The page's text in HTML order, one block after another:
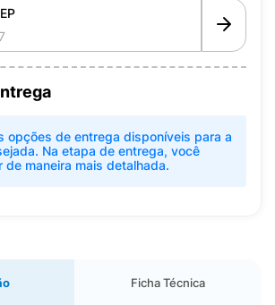
opções de entrega disponíveis para a
Na etapa de entrega, você
de maneira mais detalhada.
Ficha Técnica